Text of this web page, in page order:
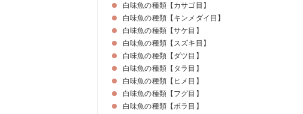
アナゴ
ハモ
白味魚の種類【カサゴ目】
ホッケ
メバル
キンキ
白味魚の種類【キンメダイ目】
キンメダイ
白味魚の種類【サケ目】
サケ
白味魚の種類【スズキ目】
キス
タチウオ
マダイ
シイラ
イシモチ
白味魚の種類【ダツ目】
トビウオ
サヨリ
白味魚の種類【タラ目】
タラ
スケトウダラ
白味魚の種類【ヒメ目】
エソ
白味魚の種類【フグ目】
トラフグ
カワハギ
白味魚の種類【ボラ目】